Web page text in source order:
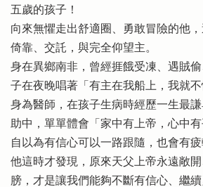
五歲的孩子！
向來無懼走出舒適圈、勇敢冒險的他
倚靠、交託，與完全仰望主。
身在異鄉南非，曾經捱餓受凍、遇賊
子在夜晚唱著「有主在我船上，我就不
身為醫師，在孩子生病時經歷一生最
助中，單單體會「家中有上帝，心中有
自以為有信心可以一路跟隨，也會有
他這時才發現，原來天父上帝永遠敞
膀，才是讓我們能夠不斷有信心、繼續